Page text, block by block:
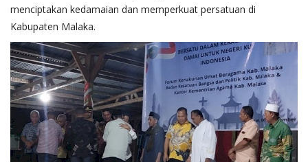
menciptakan kedamaian dan memperkuat persatuan di
Kabupaten Malaka.